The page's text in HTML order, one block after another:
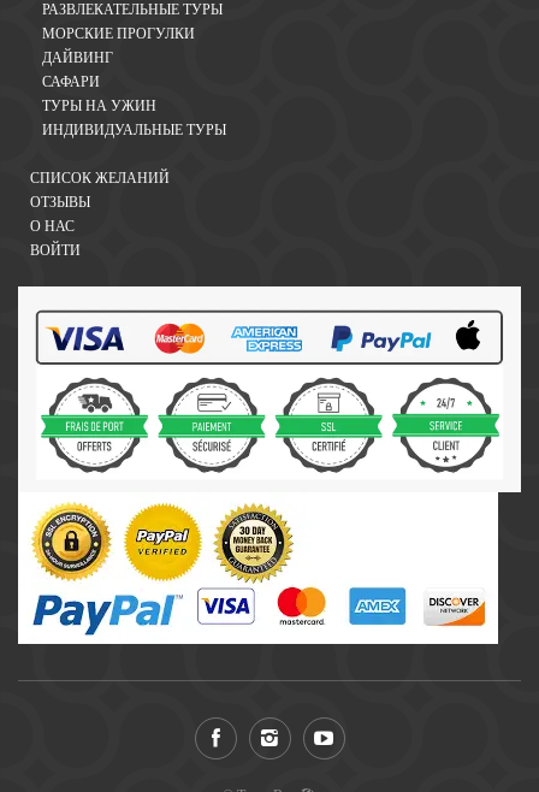
РАЗВЛЕКАТЕЛЬНЫЕ ТУРЫ
МОРСКИЕ ПРОГУЛКИ
ДАЙВИНГ
САФАРИ
ТУРЫ НА УЖИН
ИНДИВИДУАЛЬНЫЕ ТУРЫ
СПИСОК ЖЕЛАНИЙ
ОТЗЫВЫ
О НАС
ВОЙТИ